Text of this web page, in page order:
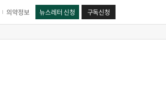
의약정보 뉴스레터 신청 구독신청